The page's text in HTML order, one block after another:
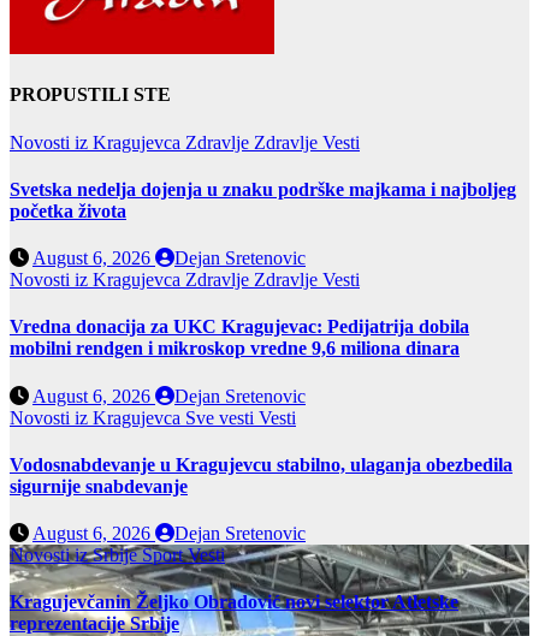
PROPUSTILI STE
Novosti iz Kragujevca Zdravlje Zdravlje Vesti
Svetska nedelja dojenja u znaku podrške majkama i najboljeg
početka života
August 6, 2026
Dejan Sretenovic
Novosti iz Kragujevca Zdravlje Zdravlje Vesti
Vredna donacija za UKC Kragujevac: Pedijatrija dobila
mobilni rendgen i mikroskop vredne 9,6 miliona dinara
August 6, 2026
Dejan Sretenovic
Novosti iz Kragujevca Sve vesti Vesti
Vodosnabdevanje u Kragujevcu stabilno, ulaganja obezbedila
sigurnije snabdevanje
August 6, 2026
Dejan Sretenovic
Novosti iz SrbijeSportVesti
Kragujevčanin Željko Obradović novi selektor Atletske
reprezentacije Srbije